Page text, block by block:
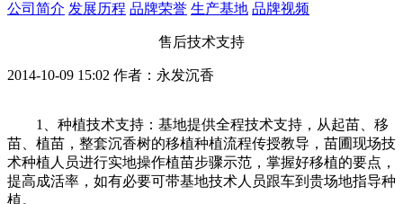
公司简介 发展历程 品牌荣誉 生产基地 品牌视频
售后技术支持
2014-10-09 15:02 作者：永发沉香
1、种植技术支持：基地提供全程技术支持，从起苗、移
苗、植苗，整套沉香树的移植种植流程传授教导，苗圃现场技
术种植人员进行实地操作植苗步骤示范，掌握好移植的要点，
提高成活率，如有必要可带基地技术人员跟车到贵场地指导种
植。